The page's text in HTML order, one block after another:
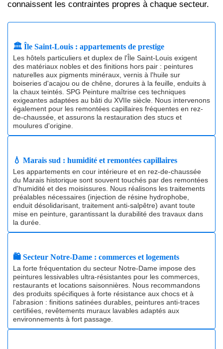
connaissent les contraintes propres à chaque secteur.
🏛️ Île Saint-Louis : appartements de prestige
Les hôtels particuliers et duplex de l'Île Saint-Louis exigent
des matériaux nobles et des finitions hors pair : peintures
naturelles aux pigments minéraux, vernis à l'huile sur
boiseries d'acajou ou de chêne, dorures à la feuille, enduits à
la chaux teintés. SPG Peinture maîtrise ces techniques
exigeantes adaptées au bâti du XVIIe siècle. Nous intervenons
également pour les remontées capillaires fréquentes en rez-
de-chaussée, et assurons la restauration des stucs et
moulures d'origine.
💧 Marais sud : humidité et remontées capillaires
Les appartements en cour intérieure et en rez-de-chaussée
du Marais historique sont souvent touchés par des remontées
d'humidité et des moisissures. Nous réalisons les traitements
préalables nécessaires (injection de résine hydrophobe,
enduit désolidarisant, traitement anti-salpêtre) avant toute
mise en peinture, garantissant la durabilité des travaux dans
la durée.
🛍️ Secteur Notre-Dame : commerces et logements
La forte fréquentation du secteur Notre-Dame impose des
peintures lessivables ultra-résistantes pour les commerces,
restaurants et locations saisonnières. Nous recommandons
des produits spécifiques à forte résistance aux chocs et à
l'abrasion : finitions satinées durables, peintures anti-traces
certifiées, revêtements muraux lavables adaptés aux
environnements à fort passage.